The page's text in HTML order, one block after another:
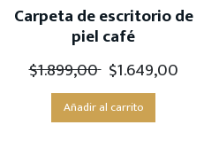
Carpeta de escritorio de
piel café
$1.899,00 $1.649,00
Añadir al carrito